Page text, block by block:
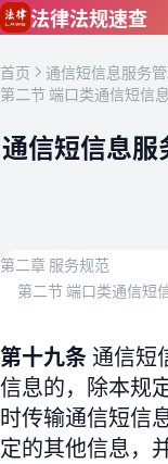
跳到主要内容
法律法规速查
首页 通信短信息服务
第二节 端口类通信短信
通信短信息服
第二章 服务规范
第二节 端口类通信短
第十九条通信短
信息的，除本规
时传输通信短信
定的其他信息，